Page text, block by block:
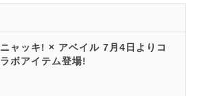
ニャッキ! × アベイル 7月4日よりコ
ラボアイテム登場!